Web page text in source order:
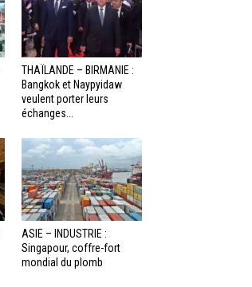
THAÏLANDE – BIRMANIE :
Bangkok et Naypyidaw
veulent porter leurs
échanges...
ASIE – INDUSTRIE :
Singapour, coffre-fort
mondial du plomb